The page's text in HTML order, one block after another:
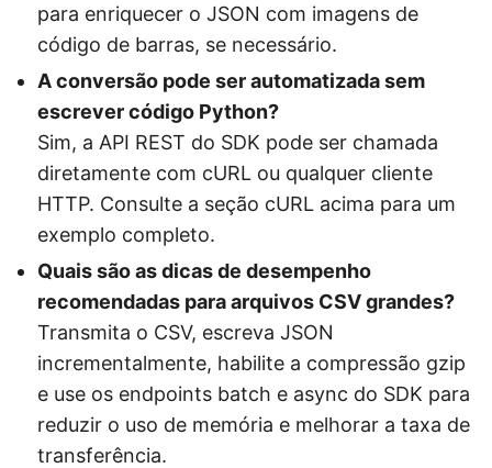
para enriquecer o JSON com imagens de
código de barras, se necessário.
A conversão pode ser automatizada sem
escrever código Python?
Sim, a API REST do SDK pode ser chamada
diretamente com cURL ou qualquer cliente
HTTP. Consulte a seção cURL acima para um
exemplo completo.
Quais são as dicas de desempenho
recomendadas para arquivos CSV grandes?
Transmita o CSV, escreva JSON
incrementalmente, habilite a compressão gzip
e use os endpoints batch e async do SDK para
reduzir o uso de memória e melhorar a taxa de
transferência.